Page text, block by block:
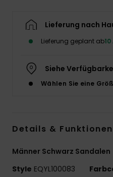
Lieferung nach
Lieferung geplant ab
Siehe
Wählen Sie eine
Details & Funktionen
Männer Schwarz Sandalen
Style EQYL100083